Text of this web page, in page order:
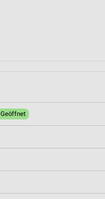
Geöffnet